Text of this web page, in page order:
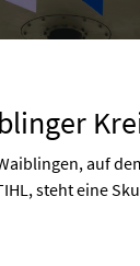
auf
steht eine